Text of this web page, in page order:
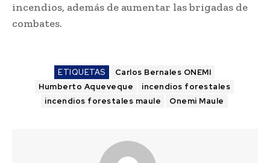
incendios, además de aumentar las brigadas de
combates.
ETIQUETAS
Carlos Bernales ONEMI
Humberto Aqueveque
incendios forestales
incendios forestales maule
Onemi Maule